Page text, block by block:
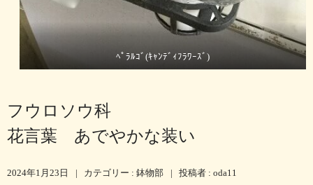
ﾍﾟﾗﾙｺﾞ(ｷｬﾝﾃﾞｨﾌﾗﾜｰｽﾞ)
フウロソウ科
花言葉 あでやかな装い
2024年1月23日 | カテゴリー : 鉢物部 | 投稿者 : oda11